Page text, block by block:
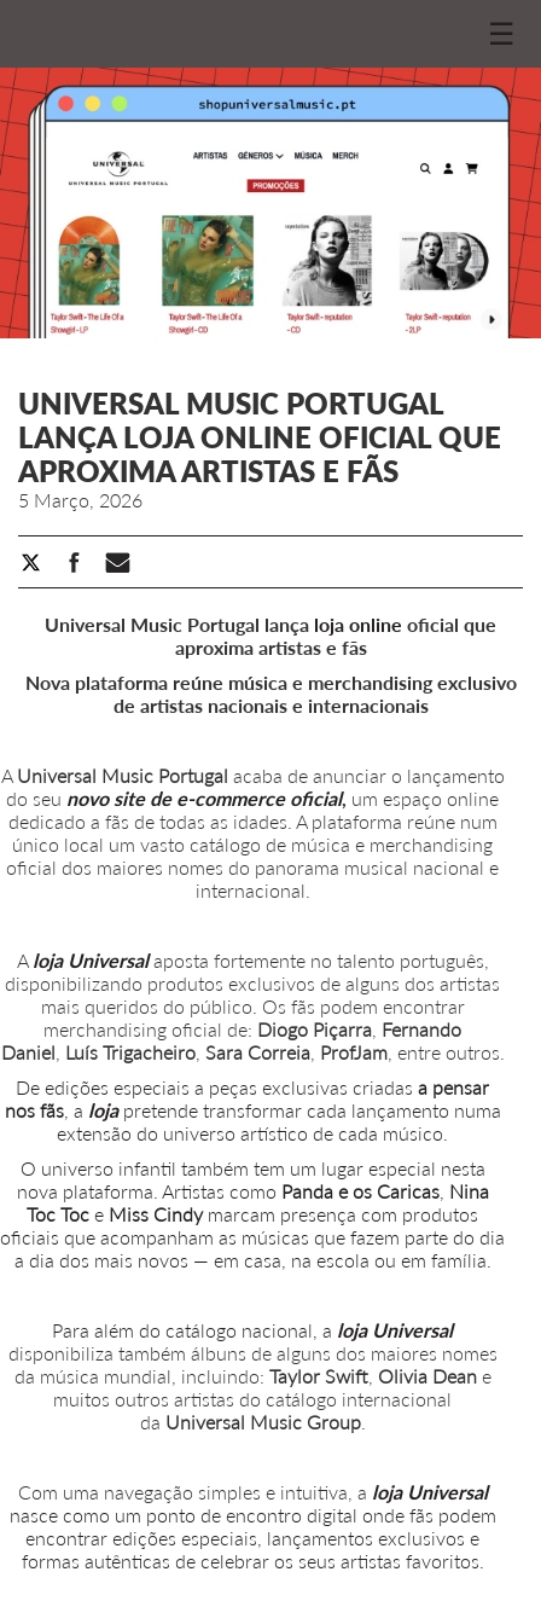
☰
UNIVERSAL MUSIC PORTUGAL
LANÇA LOJA ONLINE OFICIAL QUE
APROXIMA ARTISTAS E FÃS
5 Março, 2026
Universal Music Portugal lança loja online oficial que
aproxima artistas e fãs
Nova plataforma reúne música e merchandising exclusivo
de artistas nacionais e internacionais
A Universal Music Portugal acaba de anunciar o lançamento
do seu novo site de e-commerce oficial, um espaço online
dedicado a fãs de todas as idades. A plataforma reúne num
único local um vasto catálogo de música e merchandising
oficial dos maiores nomes do panorama musical nacional e
internacional.
A loja Universalaposta fortemente no talento português,
disponibilizando produtos exclusivos de alguns dos artistas
mais queridos do público. Os fãs podem encontrar
merchandising oficial de: Diogo Piçarra Fernando
Daniel Luís Trigacheiro, Sara Correia, ProfJam, entre outros.
De edições especiais a peças exclusivas criadas a pensar
nos fãs, a loja pretende transformar cada lançamento numa
extensão do universo artístico de cada músico.
O universo infantil também tem um lugar especial nesta
nova plataforma. Artistas como Panda e os Caricas, Nina
Toc Toc e Miss Cindy marcam presença com produtos
oficiais que acompanham as músicas que fazem parte do dia
a dia dos mais novos — em casa, na escola ou em família.
Para além do catálogo nacional, a loja Universal
disponibiliza também álbuns de alguns dos maiores nomes
da música mundial, incluindo: Taylor Swift, Olivia Deane
muitos outros artistas do catálogo internacional
da Universal Music Group.
Com uma navegação simples e intuitiva, a lojaUniversal
nasce como um ponto de encontro digital onde fãs podem
encontrar edições especiais, lançamentos exclusivos e
formas autênticas de celebrar os seus artistas favoritos.